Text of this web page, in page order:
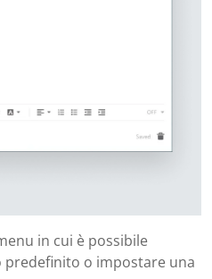
in cui è possibile
predefinito o impostare una